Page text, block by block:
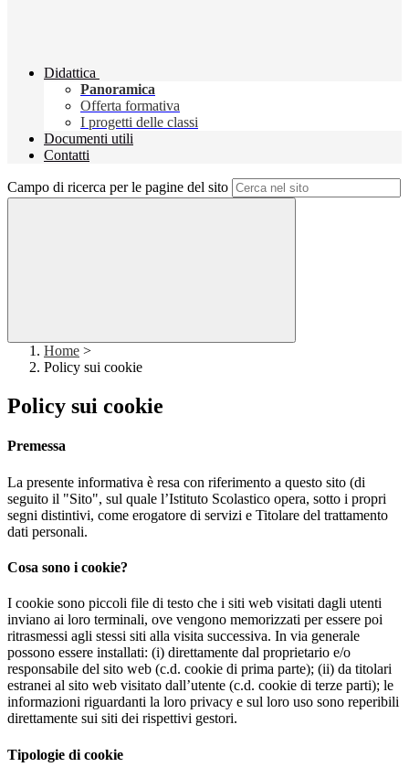
Didattica
Panoramica
Offerta formativa
I progetti delle classi
Documenti utili
Contatti
Campo di ricerca per le pagine del sito
Home >
Policy sui cookie
Policy sui cookie
Premessa
La presente informativa è resa con riferimento a questo sito (di
seguito il "Sito", sul quale l’Istituto Scolastico opera, sotto i propri
segni distintivi, come erogatore di servizi e Titolare del trattamento
dati personali.
Cosa sono i cookie?
I cookie sono piccoli file di testo che i siti web visitati dagli utenti
inviano ai loro terminali, ove vengono memorizzati per essere poi
ritrasmessi agli stessi siti alla visita successiva. In via generale
possono essere installati: (i) direttamente dal proprietario e/o
responsabile del sito web (c.d. cookie di prima parte); (ii) da titolari
estranei al sito web visitato dall’utente (c.d. cookie di terze parti); le
informazioni riguardanti la loro privacy e sul loro uso sono reperibili
direttamente sui siti dei rispettivi gestori.
Tipologie di cookie